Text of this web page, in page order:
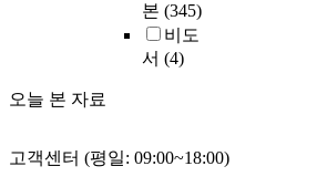
본 (345)
비도
서 (4)
오늘 본 자료
고객센터 (평일: 09:00~18:00)